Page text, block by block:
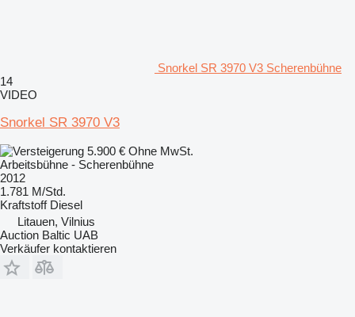
Snorkel SR 3970 V3 Scherenbühne
14
VIDEO
Snorkel SR 3970 V3
5.900 € Ohne MwSt.
Arbeitsbühne - Scherenbühne
2012
1.781 M/Std.
Kraftstoff Diesel
Litauen, Vilnius
Auction Baltic UAB
Verkäufer kontaktieren